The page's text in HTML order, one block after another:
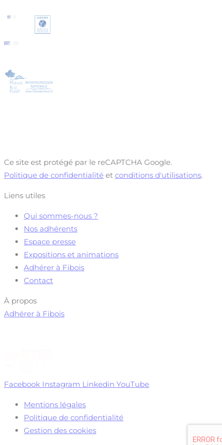
Ce site est protégé par le reCAPTCHA Google.
Politique de confidentialité et conditions d'utilisations.
Liens utiles
Qui sommes-nous ?
Nos adhérents
Espace presse
Expositions et animations
Adhérer à Fibois
Contact
À propos
Adhérer à Fibois
Facebook Instagram Linkedin YouTube
Mentions légales
Politique de confidentialité
Gestion des cookies